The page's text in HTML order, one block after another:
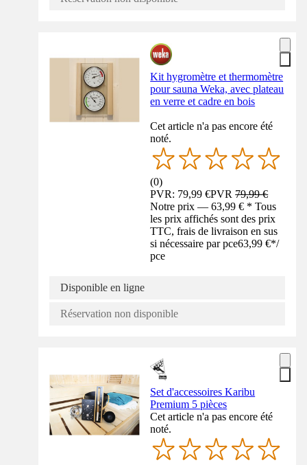
Kit hygromètre et thermomètre
pour sauna Weka, avec plateau
en verre et cadre en bois
Cet article n'a pas encore été
noté.
(0)
PVR: 79,99 €PVR79,99 €
Notre prix — 63,99 € * Tous
les prix affichés sont des prix
TTC, frais de livraison en sus
si nécessaire par pce63,99 €*/
pce
Disponible en ligne
Réservation non disponible
Set d'accessoires Karibu
Premium 5 pièces
Cet article n'a pas encore été
noté.